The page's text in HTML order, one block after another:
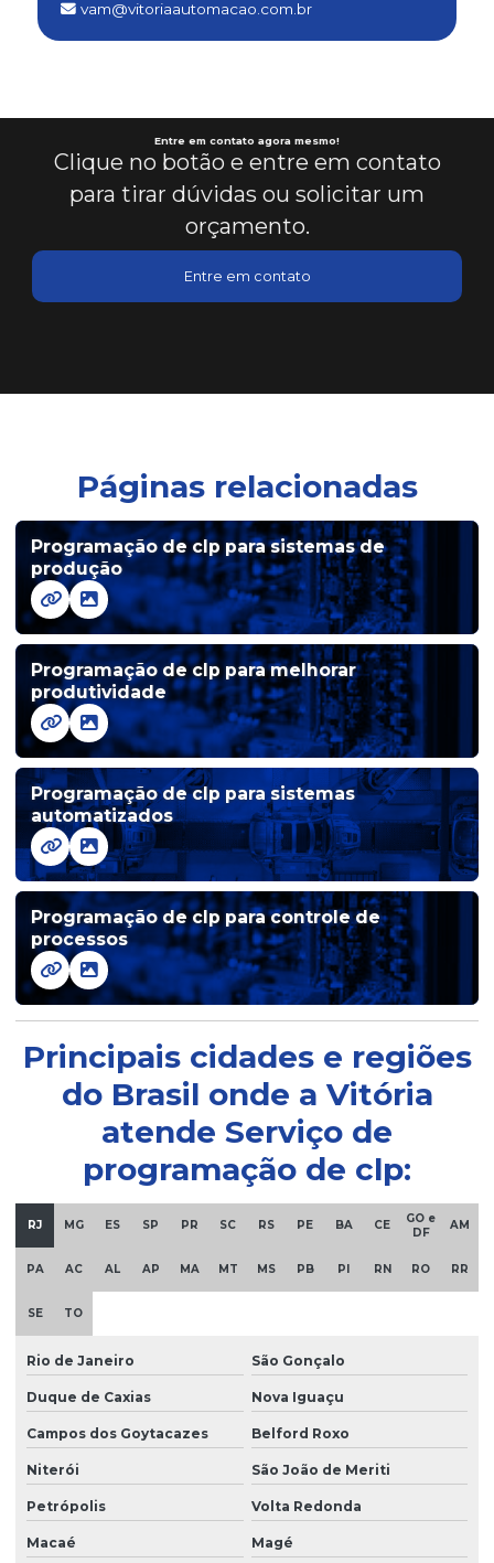
Consultoria em clp para automação
Design de ihm intuitivo
Empresa de automação
Ihm com clp integrado
Ihm para controle industrial avançado
Ihm danfoss
Ihm danfoss em es
Ihm com design amigável
Ihm elétrica
Ihm industrial
Ihm para melhoria de processos industriais
Ihms para monitoramento de processos
Ihms para sistemas automatizados
Infraestrutura para automação industrial
Integração de componentes tecnológicos industriais
Interface homem-máquina ergonômica
Interface homem-máquina para sistemas automatizados
Interface ihm para operação segura
Manutenção de automação industrial especializada
Manutenção de automação industrial especializada em
indústrias
Manutenção de automação industrial preventiva
vam@vitoriaautomacao.com.br
Entre em contato agora mesmo!
Clique no botão e entre em contato
para tirar dúvidas ou solicitar um
orçamento.
Entre em contato
Páginas relacionadas
Programação de clp para sistemas de
produção
Programação de clp para melhorar
produtividade
Programação de clp para sistemas
automatizados
Programação de clp para controle de
processos
Principais cidades e regiões
do Brasil onde a Vitória
atende Serviço de
programação de clp:
RJ MG ES SP PR SC RS PE BA CE
GO e
DF
AM
PA AC AL AP MA MT MS PB PI RN RO RR
SE TO
Rio de Janeiro São Gonçalo
Duque de Caxias Nova Iguaçu
Campos dos Goytacazes Belford Roxo
Niterói São João de Meriti
Petrópolis Volta Redonda
Macaé Magé